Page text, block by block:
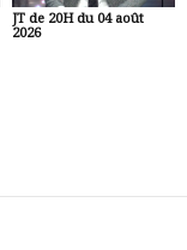
JT de 20H du 04 août
2026